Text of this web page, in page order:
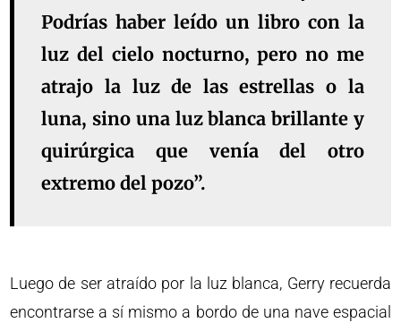
Podrías haber leído un libro con la
luz del cielo nocturno, pero no me
atrajo la luz de las estrellas o la
luna, sino una luz blanca brillante y
quirúrgica que venía del otro
extremo del pozo”.
Luego de ser atraído por la luz blanca, Gerry recuerda
encontrarse a sí mismo a bordo de una nave espacial